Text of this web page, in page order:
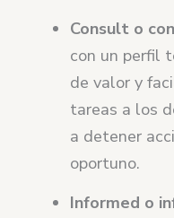
Consult o
con un perfil
de valor y
tareas a los
a detener
oportuno.
Informed o